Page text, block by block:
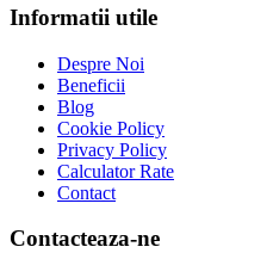
Informatii utile
Despre Noi
Beneficii
Blog
Cookie Policy
Privacy Policy
Calculator Rate
Contact
Contacteaza-ne